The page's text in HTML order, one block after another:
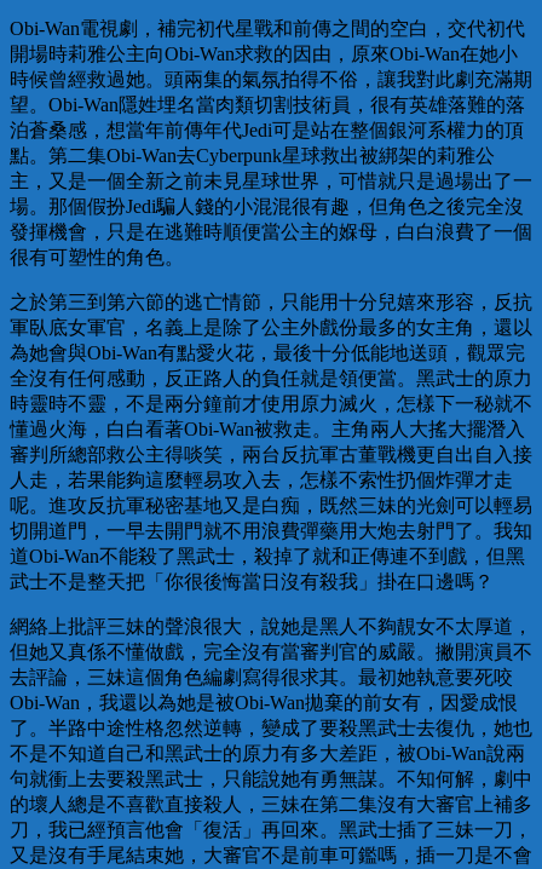
Obi-Wan電視劇，補完初代星戰和前傳之間的空白，交代初代
開場時莉雅公主向Obi-Wan求救的因由，原來Obi-Wan在她小
時候曾經救過她。頭兩集的氣氛拍得不俗，讓我對此劇充滿期
望。Obi-Wan隱姓埋名當肉類切割技術員，很有英雄落難的落
泊蒼桑感，想當年前傳年代Jedi可是站在整個銀河系權力的頂
點。第二集Obi-Wan去Cyberpunk星球救出被綁架的莉雅公
主，又是一個全新之前未見星球世界，可惜就只是過場出了一
場。那個假扮Jedi騙人錢的小混混很有趣，但角色之後完全沒
發揮機會，只是在逃難時順便當公主的媬母，白白浪費了一個
很有可塑性的角色。
之於第三到第六節的逃亡情節，只能用十分兒嬉來形容，反抗
軍臥底女軍官，名義上是除了公主外戲份最多的女主角，還以
為她會與Obi-Wan有點愛火花，最後十分低能地送頭，觀眾完
全沒有任何感動，反正路人的負任就是領便當。黑武士的原力
時靈時不靈，不是兩分鐘前才使用原力滅火，怎樣下一秘就不
懂過火海，白白看著Obi-Wan被救走。主角兩人大搖大擺潛入
審判所總部救公主得啖笑，兩台反抗軍古董戰機更自出自入接
人走，若果能夠這麼輕易攻入去，怎樣不索性扔個炸彈才走
呢。進攻反抗軍秘密基地又是白痴，既然三妹的光劍可以輕易
切開道門，一早去開門就不用浪費彈藥用大炮去射門了。我知
道Obi-Wan不能殺了黑武士，殺掉了就和正傳連不到戲，但黑
武士不是整天把「你很後悔當日沒有殺我」掛在口邊嗎？
網絡上批評三妹的聲浪很大，說她是黑人不夠靚女不太厚道，
但她又真係不懂做戲，完全沒有當審判官的威嚴。撇開演員不
去評論，三妹這個角色編劇寫得很求其。最初她執意要死咬
Obi-Wan，我還以為她是被Obi-Wan拋棄的前女有，因愛成恨
了。半路中途性格忽然逆轉，變成了要殺黑武士去復仇，她也
不是不知道自己和黑武士的原力有多大差距，被Obi-Wan說兩
句就衝上去要殺黑武士，只能說她有勇無謀。不知何解，劇中
的壞人總是不喜歡直接殺人，三妹在第二集沒有大審官上補多
刀，我已經預言他會「復活」再回來。黑武士插了三妹一刀，
又是沒有手尾結束她，大審官不是前車可鑑嗎，插一刀是不會